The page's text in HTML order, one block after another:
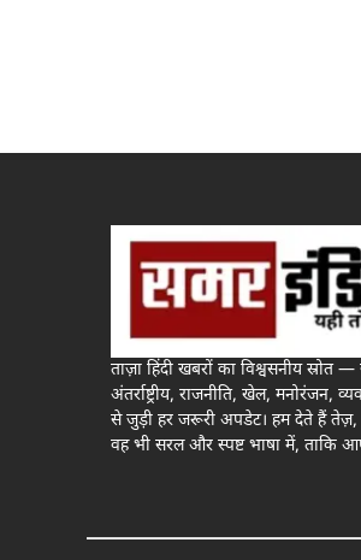
ताज़ा हिंदी खबरों का विश्वसनीय स्रोत —
अंतर्राष्ट्रीय, राजनीति, खेल, मनोरंजन,
से जुड़ी हर जरूरी अपडेट। हम देते हैं तेज़,
वह भी सरल और स्पष्ट भाषा में, ताकि